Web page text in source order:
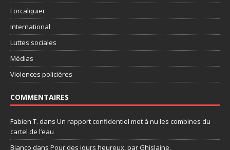
Forcalquier
International
Luttes sociales
Médias
Violences policières
COMMENTAIRES
Fabien T. dans Un rapport confidentiel met à nu les combines du
cartel de l’eau
Bianco dans Pour des jours heureux, par Ghislaine.